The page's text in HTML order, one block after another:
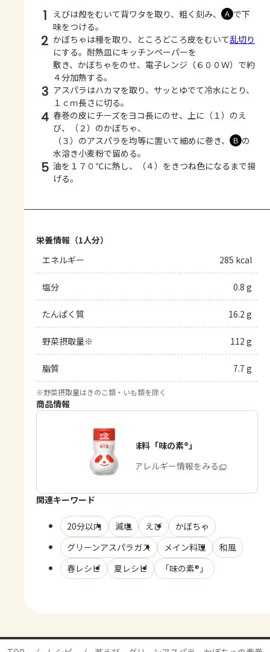
1 えびは殻をむいて背ワタを取り、粗く刻み、 Ａ で下
味をつける。
2 かぼちゃは種を取り、ところどころ皮をむいて乱切り
にする。耐熱皿にキッチンペーパーを
敷き、かぼちゃをのせ、電子レンジ（６００Ｗ）で約
４分加熱する。
3 アスパラはハカマを取り、サッとゆでて冷水にとり、
１ｃｍ長さに切る。
4 春巻の皮にチーズをヨコ長にのせ、上に（１）のえ
び、（２）のかぼちゃ、
（３）のアスパラを均等に置いて細めに巻き、
Ｂ の
水溶き小麦粉で留める。
5 油を１７０℃に熱し、（４）をきつね色になるまで揚
げる。
栄養情報（1人分）
エネルギー
285 kcal
塩分 0.8 g
たんぱく質 16.2 g
野菜摂取量※ 112 g
脂質 7.7 g
※野菜摂取量はきのこ類・いも類を除く
商品情報
うま味調味料「味の素®」
商品・アレルギー情報をみる
関連キーワード
20分以内 減塩 えび
かぼちゃ
グリーンアスパラガス
メイン料理
和風
春レシピ
夏レシピ 「味の素®」